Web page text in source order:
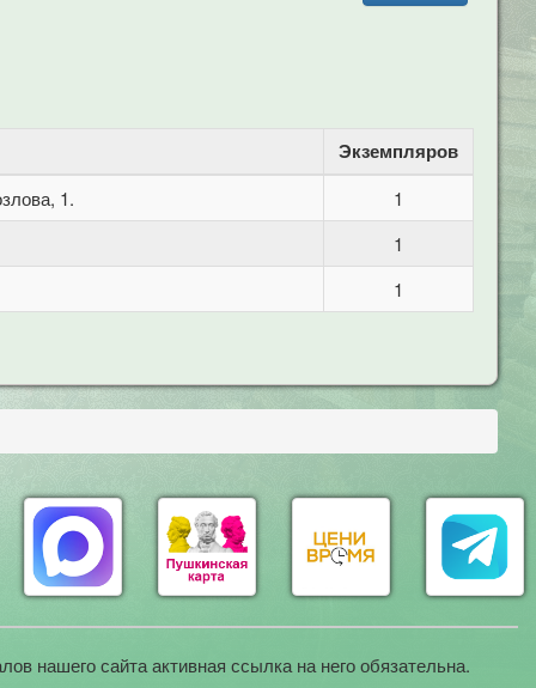
Экземпляров
1.
1
1
1
нашего сайта активная ссылка на него обязательна.